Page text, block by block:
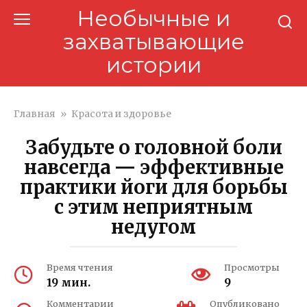
Необычные и
захватывающие
истории
Главная » Красота и здоровье
Забудьте о головной боли
навсегда — эффективные
практики йоги для борьбы
с этим неприятным
недугом
Время чтения
19 мин.
Просмотры
9
Комментарии Опубликовано